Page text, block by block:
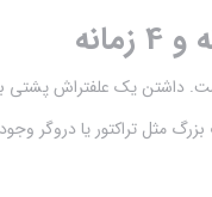
داشتن یک علفتراش پشتی
مثل تراکتور یا